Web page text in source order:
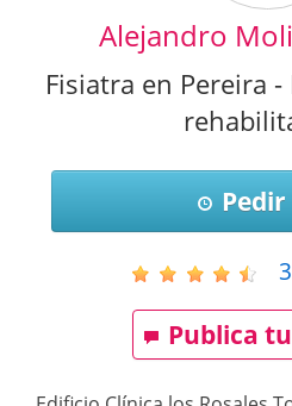
Alejandro
Fisiatra en Pereira
3
Publica